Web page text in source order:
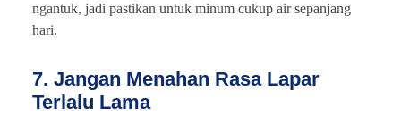
ngantuk, jadi pastikan untuk minum cukup air sepanjang
hari.
7. Jangan Menahan Rasa Lapar
Terlalu Lama